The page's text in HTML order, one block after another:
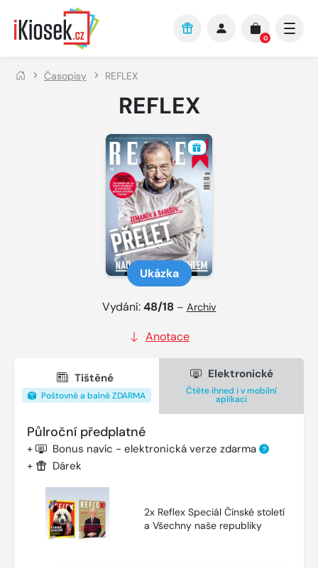
Přejít na hlavní obsah
0
Časopisy REFLEX
REFLEX
Ukázka
Vydání:48/18 – Archiv
Anotace
Tištěné
Poštovné a balné ZDARMA
Elektronické
Čtěte ihned i v mobilní
aplikaci
Půlroční předplatné
+ Bonus navíc - elektronická verze zdarma ?
+ Dárek
2x Reflex Speciál Čínské století
a Všechny naše republiky